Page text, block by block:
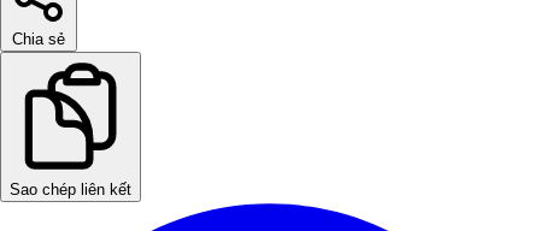
Chia sẻ
Sao chép liên kết